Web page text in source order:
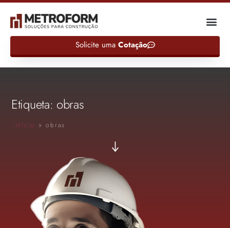
Solicite uma Cotação
Etiqueta: obras
Início » obras